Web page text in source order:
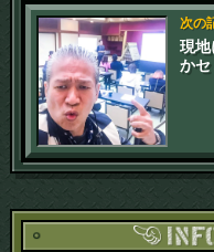
次の
現地
かセ